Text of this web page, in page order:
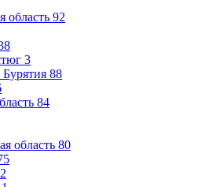
область 92
3
88
84
область 80
2